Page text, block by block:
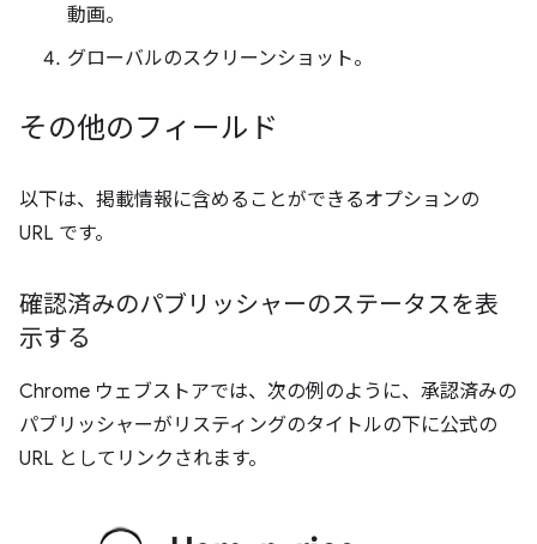
動画。
グローバルのスクリーンショット。
その他のフィールド
以下は、掲載情報に含めることができるオプションの
URL です。
確認済みのパブリッシャーのステータスを表
示する
Chrome ウェブストアでは、次の例のように、承認済みの
パブリッシャーがリスティングのタイトルの下に公式の
URL としてリンクされます。